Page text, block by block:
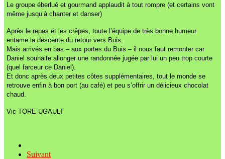
Le groupe éberlué et gourmand applaudit à tout rompre (et certains vont
même jusqu’à chanter et danser)
Après le repas et les crêpes, toute l’équipe de très bonne humeur
entame la descente du retour vers Buis.
Mais arrivés en bas – aux portes du Buis – il nous faut remonter car
Daniel souhaite allonger une randonnée jugée par lui un peu trop courte
(quel farceur ce Daniel).
Et donc après deux petites côtes supplémentaires, tout le monde se
retrouve enfin à bon port (au café) et peu s’offrir un délicieux chocolat
chaud.
Vic TORE-UGAULT
Suivant